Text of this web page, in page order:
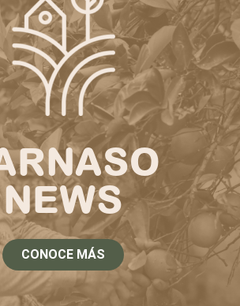
NEWS
CONOCE MÁS